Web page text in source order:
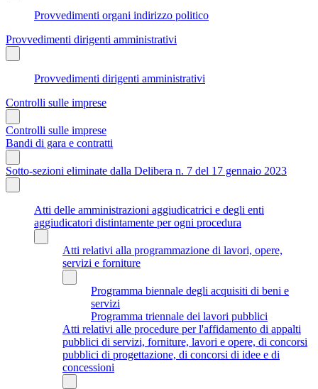
Provvedimenti organi indirizzo politico
Provvedimenti dirigenti amministrativi
Provvedimenti dirigenti amministrativi
Controlli sulle imprese
Controlli sulle imprese
Bandi di gara e contratti
Sotto-sezioni eliminate dalla Delibera n. 7 del 17 gennaio 2023
Atti delle amministrazioni aggiudicatrici e degli enti
aggiudicatori distintamente per ogni procedura
Atti relativi alla programmazione di lavori, opere,
servizi e forniture
Programma biennale degli acquisiti di beni e
servizi
Programma triennale dei lavori pubblici
Atti relativi alle procedure per l'affidamento di appalti
pubblici di servizi, forniture, lavori e opere, di concorsi
pubblici di progettazione, di concorsi di idee e di
concessioni